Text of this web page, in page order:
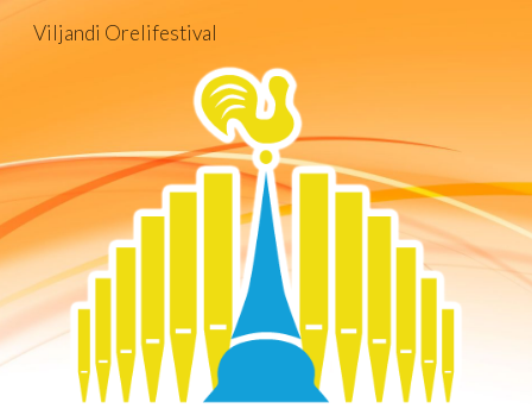
Skip to main content
Viljandi Orelifestival